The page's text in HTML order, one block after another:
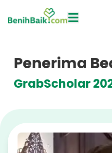
Penerima
GrabScholar